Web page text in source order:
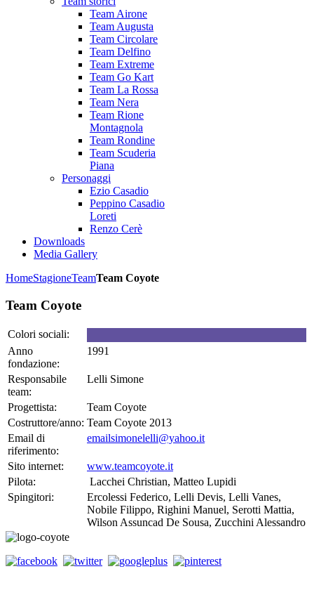
Team Airone
Team Augusta
Team Circolare
Team Delfino
Team Extreme
Team Go Kart
Team La Rossa
Team Nera
Team Rione
Montagnola
Team Rondine
Team Scuderia
Piana
Personaggi
Ezio Casadio
Peppino Casadio
Loreti
Renzo Cerè
Downloads
Media Gallery
HomeStagioneTeamTeam Coyote
Team Coyote
Colori sociali:
Anno
fondazione:
1991
Responsabile
team:
Lelli Simone
Progettista:
Team Coyote
Costruttore/anno: Team Coyote 2013
Email di
riferimento:
emailsimonelelli@yahoo.it
Sito internet:
www.teamcoyote.it
Pilota:
Lacchei Christian, Matteo Lupidi
Spingitori:
Ercolessi Federico, Lelli Devis, Lelli Vanes,
Nobile Filippo, Righini Manuel, Serotti Mattia,
Wilson Assuncad De Sousa, Zucchini Alessandro